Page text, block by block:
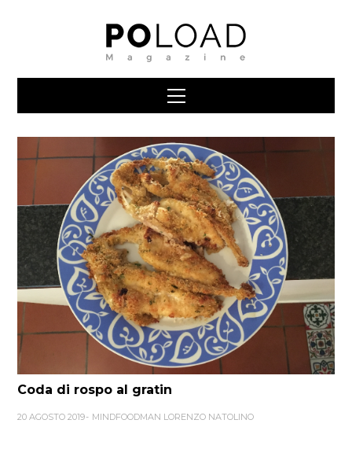
Coda di rospo al gratin
20 AGOSTO 2019 MINDFOODMAN LORENZO NATOLINO